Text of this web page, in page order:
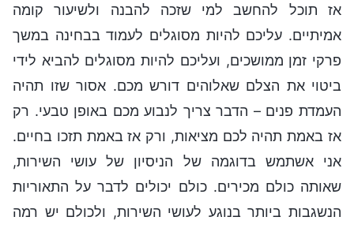
אז תוכל להחשב למי שזכה להבנה ולשיעור קומה
אמיתיים. עליכם להיות מסוגלים לעמוד בבחינה במשך
פרקי זמן ממושכים, ועליכם להיות מסוגלים להביא לידי
ביטוי את הצלם שאלוהים דורש מכם. אסור שזו תהיה
העמדת פנים – הדבר צריך לנבוע מכם באופן טבעי. רק
אז באמת תהיה לכם מציאות, ורק אז באמת תזכו בחיים.
אני אשתמש בדוגמה של הניסיון של עושי השירות,
שאותה כולם מכירים. כולם יכולים לדבר על התאוריות
הנשגבות ביותר בנוגע לעושי השירות, ולכולם יש רמה